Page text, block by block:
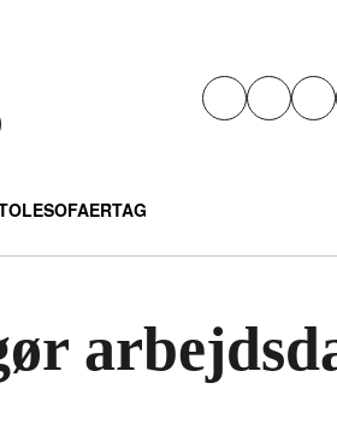
SOFAERTAG